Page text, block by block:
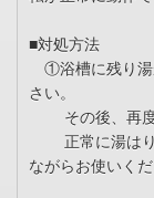
■対処方法
①浴槽に残り湯
さい。
その後、再度
正常に湯はり
ながらお使いくだ